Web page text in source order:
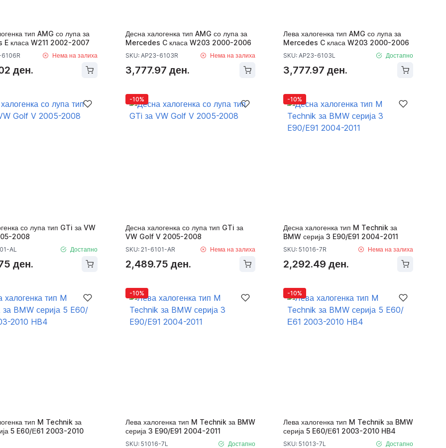
тип AMG со лупа за
E класа W211 2002-2007
6106R Нема на залиха
ден.
Десна халогенка тип AMG со лупа за
Mercedes C класа W203 2000-2006
SKU: AP23-6103R Нема на залиха
3,777.97 ден.
Лева халогенка тип AMG со лупа за
Mercedes C класа W203 2000-2006
SKU: AP23-6103L Достапно
3,777.97 ден.
со лупа тип GTi за VW
2008
AL Достапно
ден.
-10%
Десна халогенка со лупа тип GTi за
VW Golf V 2005-2008
SKU: 21-6101-AR Нема на залиха
2,489.75 ден.
-10%
Десна халогенка тип M Technik за
BMW серија 3 E90/E91 2004-2011
SKU: 51016-7R Нема на залиха
2,292.49 ден.
тип M Technik за
5 E60/Е61 2003-2010
-10%
Лева халогенка тип M Technik за BMW
серија 3 E90/E91 2004-2011
SKU: 51016-7L Достапно
-10%
Лева халогенка тип M Technik за BMW
серија 5 E60/Е61 2003-2010 HB4
SKU: 51013-7L Достапно